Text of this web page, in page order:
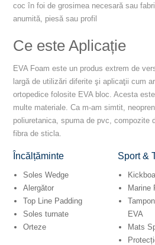
coc în foi de grosimea necesară sau
anumită, piesă sau profil
Ce este Aplicație
EVA Foam este un produs extrem de
largă de utilizări diferite şi aplicaţii cum
ortopedice folosite EVA bloc. Acesta
multe materiale. Ca m-am simtit,
poliuretanica, spuma de pvc, compozite
fibra de sticla.
Încălțăminte
Soles Wedge
Alergător
Top Line Padding
Soles turnate
Orteze
Sport &
Marine
EVA
Mats